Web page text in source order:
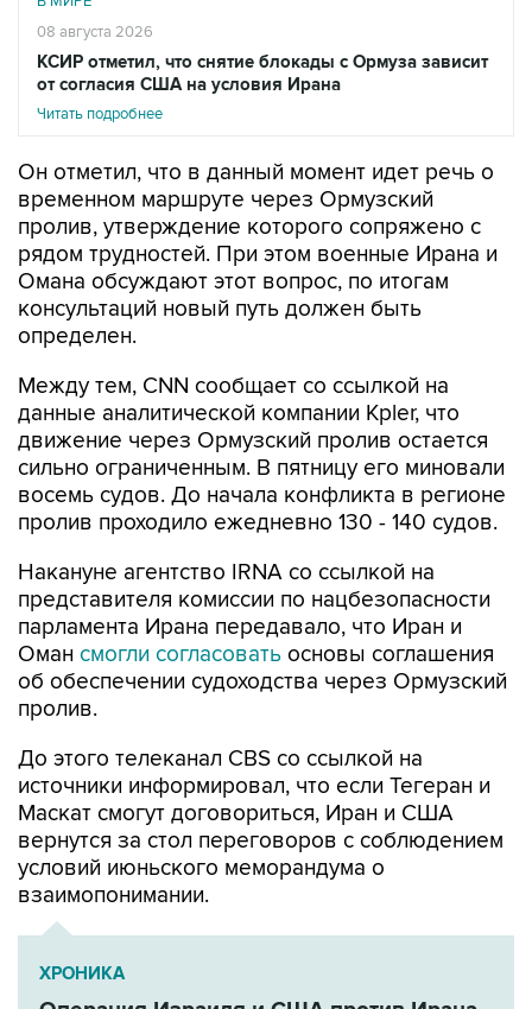
КСИР отметил, что снятие блокады с Ормуза зависит
от согласия США на условия Ирана
Читать подробнее
Он отметил, что в данный момент идет речь о
пролив, утверждение которого сопряжено с
рядом трудностей. При этом военные Ирана и
Омана обсуждают этот вопрос, по итогам
консультаций новый путь должен быть
определен.
Между тем, CNN сообщает со ссылкой на
движение через Ормузский пролив остается
сильно ограниченным. В пятницу его миновали
восемь судов. До начала конфликта в регионе
пролив проходило ежедневно 130 - 140 судов.
Накануне агентство IRNA со ссылкой на
парламента Ирана передавало, что Иран и
Омансмогли согласовать основы соглашения
об обеспечении судоходства через Ормузский
пролив.
До этого телеканал CBS со ссылкой на
Маскат смогут договориться, Иран и США
вернутся за стол переговоров с соблюдением
условий июньского меморандума о
взаимопонимании.
ХРОНИКА
Операция Израиля и США против Ирана